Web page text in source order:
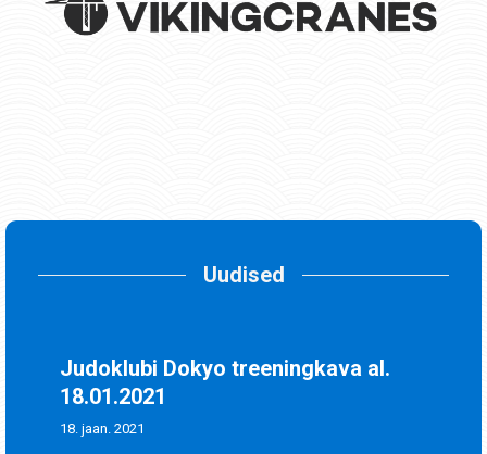
Uudised
Judoklubi Dokyo treeningkava al.
18.01.2021
18. jaan. 2021